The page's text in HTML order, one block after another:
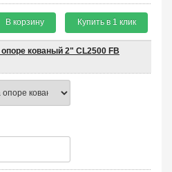
В корзину Купить в 1 клик
кованый 2" CL2500 FB